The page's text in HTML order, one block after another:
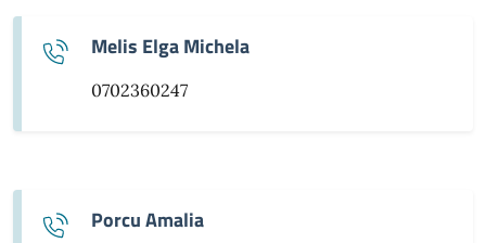
Melis Elga Michela
0702360247
Porcu Amalia